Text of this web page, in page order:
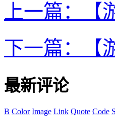
上一篇：
下一篇：【
最新评论
B Color Image Link Quote Code